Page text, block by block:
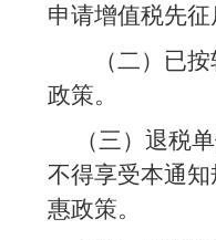
申请增值税先征
（二）已
政策。
（三）退税
不得享受本通
惠政策。